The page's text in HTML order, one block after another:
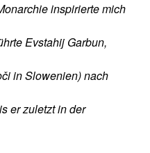
inspirierte mich
Evstahij Garbun,
in Slowenien) nach
er zuletzt in der